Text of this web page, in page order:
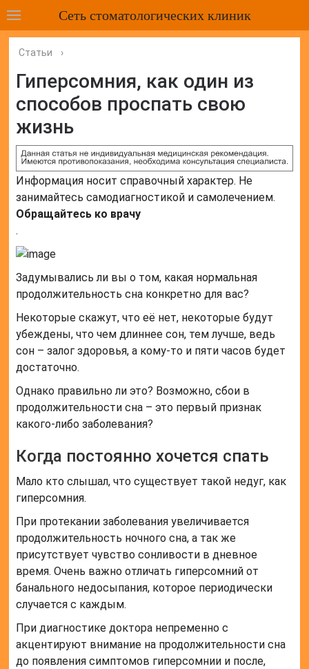
Сеть стоматологических клиник
Статьи ›
Гиперсомния, как один из
способов проспать свою
жизнь
Информация носит справочный характер. Не
занимайтесь самодиагностикой и самолечением.
Обращайтесь ко врачу
.
Задумывались ли вы о том, какая нормальная
продолжительность сна конкретно для вас?
Некоторые скажут, что её нет, некоторые будут
убеждены, что чем длиннее сон, тем лучше, ведь
сон – залог здоровья, а кому-то и пяти часов будет
достаточно.
Однако правильно ли это? Возможно, сбои в
продолжительности сна – это первый признак
какого-либо заболевания?
Когда постоянно хочется спать
Мало кто слышал, что существует такой недуг, как
гиперсомния.
При протекании заболевания увеличивается
продолжительность ночного сна, а так же
присутствует чувство сонливости в дневное
время. Очень важно отличать гиперсомний от
банального недосыпания, которое периодически
случается с каждым.
При диагностике доктора непременно с
акцентируют внимание на продолжительности сна
до появления симптомов гиперсомнии и после,